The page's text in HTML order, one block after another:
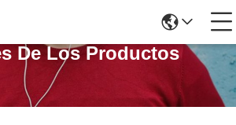
De Los Productos